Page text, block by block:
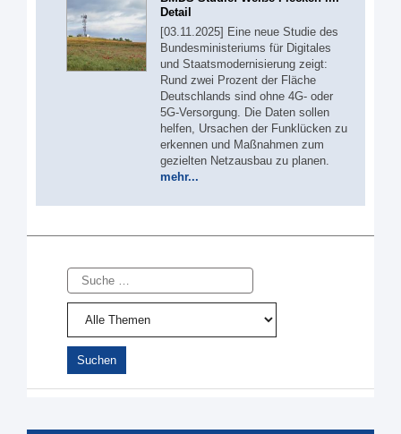
Detail
[03.11.2025] Eine neue Studie des
Bundesministeriums für Digitales
und Staatsmodernisierung zeigt:
Rund zwei Prozent der Fläche
Deutschlands sind ohne 4G- oder
5G-Versorgung. Die Daten sollen
helfen, Ursachen der Funklücken zu
erkennen und Maßnahmen zum
gezielten Netzausbau zu planen.
mehr...
Suche